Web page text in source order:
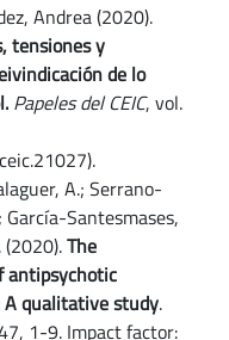
Andrea (2020).
tensiones y
de lo
Papeles del CEIC, vol.
A.; Serrano-
Santesmases,
(2020).The
antipsychotic
A qualitative study.
1-9. Impact factor: